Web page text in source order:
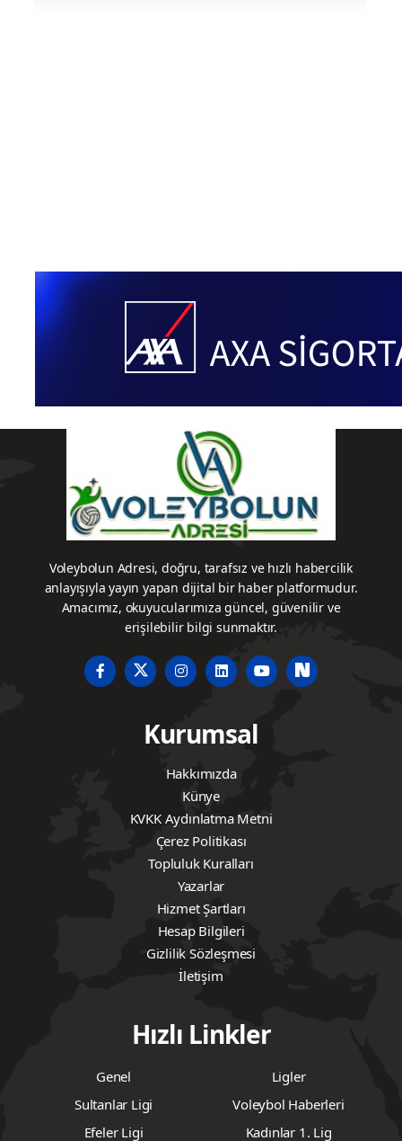
Voleybolun Adresi, doğru, tarafsız ve hızlı habercilik
anlayışıyla yayın yapan dijital bir haber platformudur.
Amacımız, okuyucularımıza güncel, güvenilir ve
erişilebilir bilgi sunmaktır.
Kurumsal
Hakkımızda
Künye
KVKK Aydınlatma Metni
Çerez Politikası
Topluluk Kuralları
Yazarlar
Hizmet Şartları
Hesap Bilgileri
Gizlilik Sözleşmesi
İletişim
Hızlı Linkler
Genel
Ligler
Sultanlar Ligi
Voleybol Haberleri
Efeler Ligi
Kadınlar 1. Lig